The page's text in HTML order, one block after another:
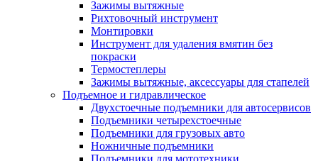
Зажимы вытяжные
Рихтовочный инструмент
Монтировки
Инструмент для удаления вмятин без
покраски
Термостеплеры
Зажимы вытяжные, аксессуары для стапелей
Подъемное и гидравлическое
Двухстоечные подъемники для автосервисов
Подъемники четырехстоечные
Подъемники для грузовых авто
Ножничные подъемники
Подъемники для мототехники